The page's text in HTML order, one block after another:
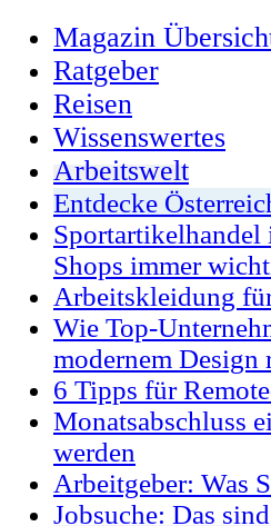
Magazin
Ratgeber
Reisen
Wissenswertes
Arbeitswelt
Entdecke
Sportartikelhandel
Shops immer
Arbeitskleidung
Wie Top-
modernem Design
6 Tipps für
Monatsabschluss
werden
Arbeitgeber: Was
Jobsuche: Das